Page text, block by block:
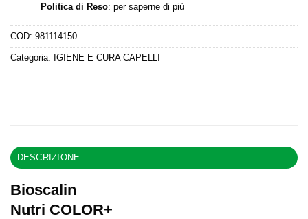
Politica di Reso: per saperne di più
COD: 981114150
Categoria: IGIENE E CURA CAPELLI
DESCRIZIONE
Bioscalin
Nutri COLOR+